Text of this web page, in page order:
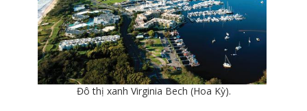
Đô thị xanh Virginia Bech (Hoa Kỳ).